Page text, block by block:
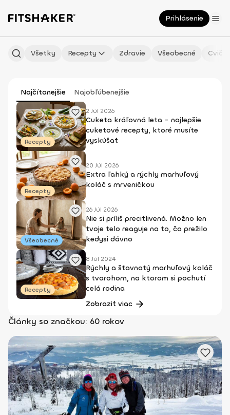
Prihlásenie
Všetky Recepty Zdravie Všeobecné
Najčítanejšie Najobľúbenejšie
Recepty
2 Júl 2026
Cuketa kráľovná leta - najlepšie
cuketové recepty, ktoré musíte
vyskúšať
Recepty
20 Júl 2026
Extra ľahký a rýchly marhuľový
koláč s mrveničkou
Všeobecné
26 Júl 2026
Nie si príliš precitlivená. Možno len
tvoje telo reaguje na to, čo prežilo
kedysi dávno
Recepty
8 Júl 2024
Rýchly a šťavnatý marhuľový koláč
s tvarohom, na ktorom si pochutí
celá rodina
Zobraziť viac
Články so značkou: 60 rokov